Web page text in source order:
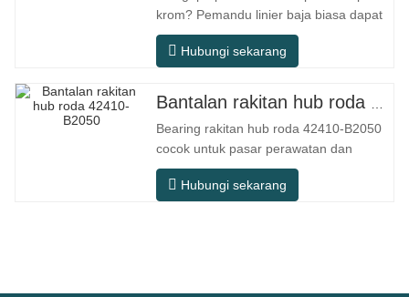
krom? Pemandu linier baja biasa dapat
memenuhi kebutuhan operasional dasar
di lingkungan kering dalam ruangan
penggunaan praktis seperti peralatan
peralatan luar ruangan, bengkel
pemrosesan
Hubungi sekarang
Bearing rakitan hub roda 42410-B2050
cocok untuk pasar perawatan dan
penggantian suku cadang otomotif
purna jual, memenuhi persyaratan
Hubungi sekarang